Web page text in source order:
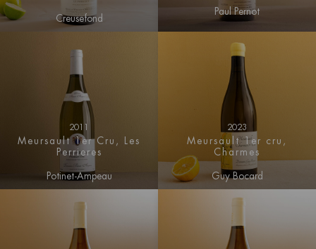
Creusefond
Paul Pernot
2011
Meursault 1er Cru, Les
Perrieres
Potinet-Ampeau
2023
Meursault 1er cru,
Charmes
Guy Bocard